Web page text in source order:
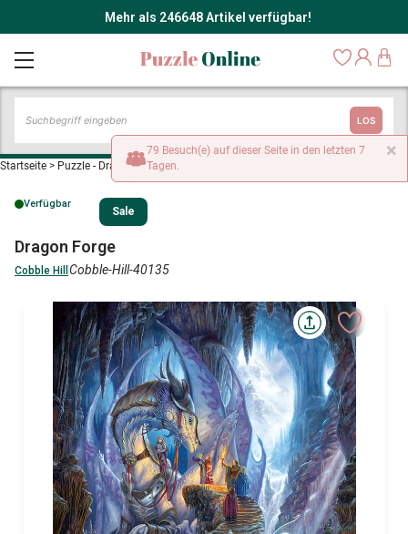
Mehr als 246648 Artikel verfügbar!
LOS
Startseite > Puzzle - Drachen >Dragon Forge
Verfügbar
Sale
Dragon Forge
Cobble Hill Cobble-Hill-40135
×
79 Besuch(e) auf dieser Seite in den letzten 7
Tagen.